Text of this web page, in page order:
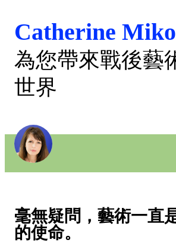
Catherine
為您帶來戰後藝
世界
毫無疑問，藝術一直
的使命。